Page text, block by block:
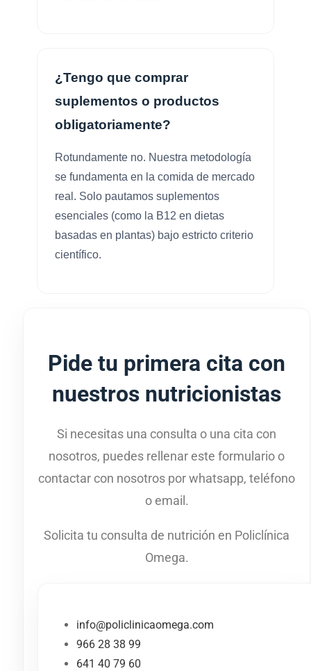
¿Tengo que comprar
suplementos o productos
obligatoriamente?
Rotundamente no. Nuestra metodología
se fundamenta en la comida de mercado
real. Solo pautamos suplementos
esenciales (como la B12 en dietas
basadas en plantas) bajo estricto criterio
científico.
Pide tu primera cita con
nuestros nutricionistas
Si necesitas una consulta o una cita con
nosotros, puedes rellenar este formulario o
contactar con nosotros por whatsapp, teléfono
o email.
Solicita tu consulta de nutrición en Policlínica
Omega.
info@policlinicaomega.com
966 28 38 99
641 40 79 60